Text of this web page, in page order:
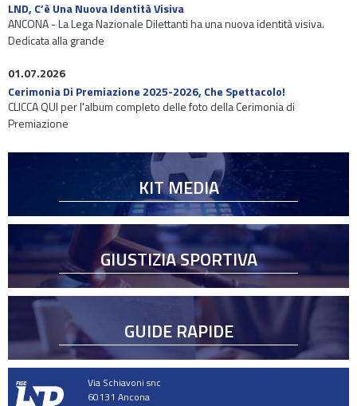
LND, C’è Una Nuova Identità Visiva
ANCONA - La Lega Nazionale Dilettanti ha una nuova identità visiva.
Dedicata alla grande
01.07.2026
Cerimonia Di Premiazione 2025-2026, Che Spettacolo!
CLICCA QUI per l'album completo delle foto della Cerimonia di
Premiazione
KIT MEDIA
GIUSTIZIA SPORTIVA
GUIDE RAPIDE
Via Schiavoni snc
60131 Ancona